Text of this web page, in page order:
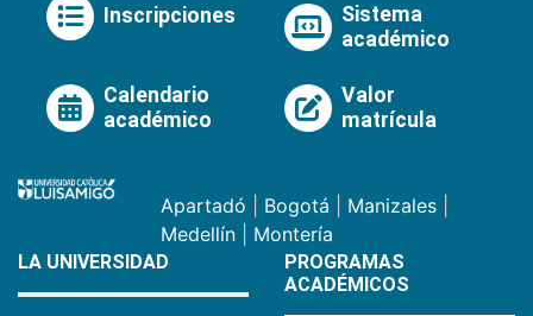
Inscripciones
Sistema
académico
Calendario
académico
Valor
matrícula
Apartadó Bogotá Manizales
Medellín
Montería
LA UNIVERSIDAD
PROGRAMAS
ACADÉMICOS